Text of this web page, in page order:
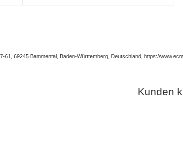
61, 69245 Bammental, Baden-Württemberg, Deutschland, https://
Kunden